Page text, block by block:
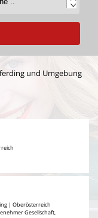
und Umgebung
| Oberösterreich
Gesellschaft,